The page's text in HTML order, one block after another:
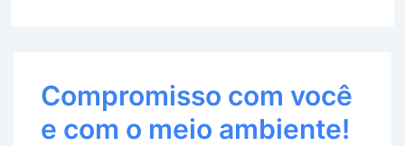
Compromisso com você
e com o meio ambiente!